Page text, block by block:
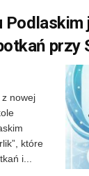
przy
nowej
które
i...